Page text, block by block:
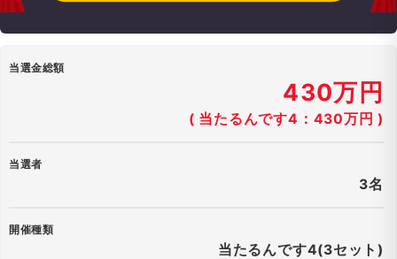
当選金総額
430万円
( 当たるんです4：430万円 )
当選者
3名
開催種類
当たるんです4(3セット)